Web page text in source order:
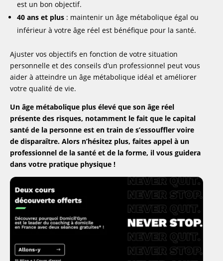
est un bon objectif.
40 ans et plus : maintenir un âge métabolique égal ou
inférieur à votre âge réel est bénéfique pour la santé.
Ajuster vos objectifs en fonction de votre situation
personnelle et des conseils d’un professionnel peut vous
aider à atteindre un âge métabolique idéal et améliorer
votre qualité de vie.
Un âge métabolique plus élevé que son âge réel
présente des risques, notamment le fait que le capital
santé de la personne est en train de s’essouffler voire
de disparaître. Alors n’hésitez plus, faites appel à un
professionnel de la santé et de la forme, il vous guidera
dans votre pratique physique !